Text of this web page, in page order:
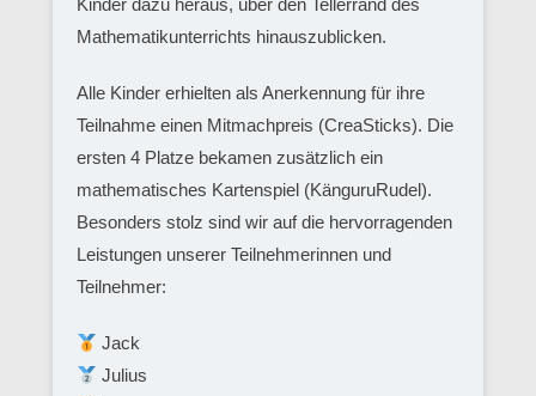
Kinder dazu heraus, über den Tellerrand des
Mathematikunterrichts hinauszublicken.
Alle Kinder erhielten als Anerkennung für ihre
Teilnahme einen Mitmachpreis (CreaSticks). Die
ersten 4 Platze bekamen zusätzlich ein
mathematisches Kartenspiel (KänguruRudel).
Besonders stolz sind wir auf die hervorragenden
Leistungen unserer Teilnehmerinnen und
Teilnehmer:
Jack
Julius